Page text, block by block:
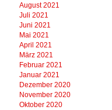
August 2021
Juli 2021
Juni 2021
Mai 2021
April 2021
März 2021
Februar 2021
Januar 2021
Dezember 2020
November 2020
Oktober 2020